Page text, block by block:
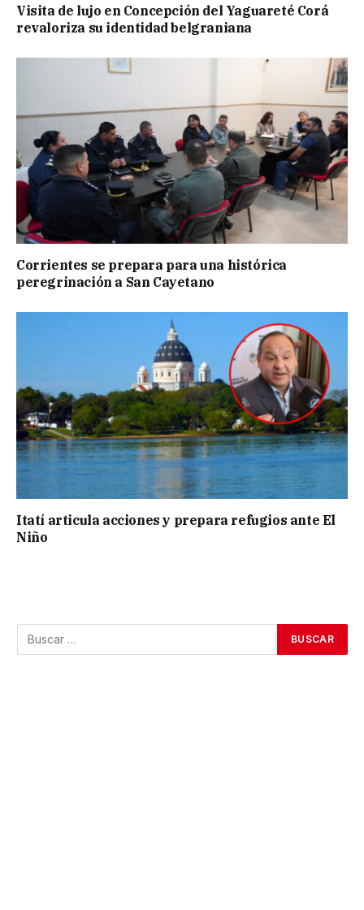
Visita de lujo en Concepción del Yaguareté Corá
revaloriza su identidad belgraniana
Corrientes se prepara para una histórica
peregrinación a San Cayetano
Itatí articula acciones y prepara refugios ante El
Niño